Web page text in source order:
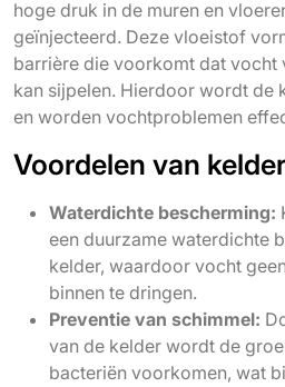
hoge druk in de muren en
geïnjecteerd. Deze vloeistof
barrière die voorkomt dat vocht
kan sijpelen. Hierdoor wordt de
en worden vochtproblemen
Voordelen van
Waterdichte bescherming:
een duurzame waterdichte
kelder, waardoor vocht
binnen te dringen.
Preventie van schimmel:
van de kelder wordt de
bacteriën voorkomen, wat